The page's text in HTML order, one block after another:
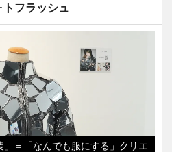
トフラッシュ
＝「なんでも服にする」クリエ